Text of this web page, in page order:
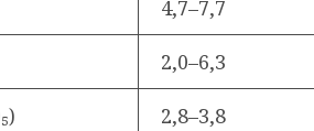
4,7–7,7
2,0–6,3
2,8–3,8